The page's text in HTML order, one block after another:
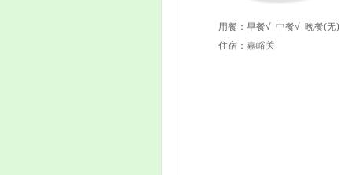
用餐： 早餐√ 中餐√ 晚餐(无)
住宿：嘉峪关